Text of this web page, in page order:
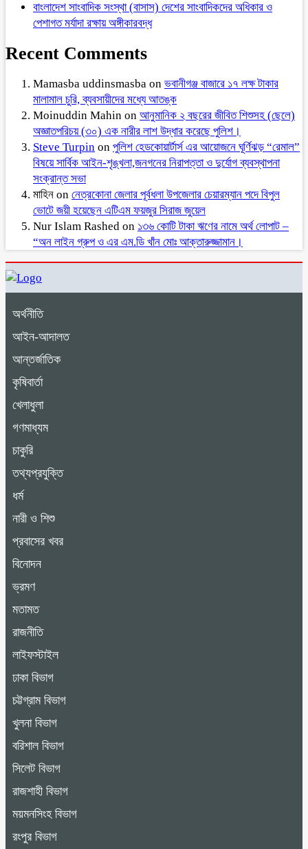
বাংলাদেশ সাংবাদিক সংস্থা (বাসাস) দেশের সাংবাদিকদের অধিকার ও
পেশাগত মর্যাদা রক্ষায় অঙ্গীকারবদ্ধ
Recent Comments
Mamasba uddinsmasba on ভবানীগঞ্জ বাজারে ১৭ লক্ষ টাকার
মালামাল চুরি, ব্যবসায়ীদের মধ্যে আতঙ্ক
Moinuddin Mahin on আনুমানিক ২ বছরের জীবিত শিশুসহ (ছেলে)
অজ্ঞাতপরিচয় (৩০) এক নারীর লাশ উদ্ধার করেছে পুলিশ।
Steve Turpin on পুলিশ হেডকোয়ার্টার্স এর আয়োজনে ঘূর্ণিঝড় “রেমাল”
বিষয়ে সার্বিক আইন-শৃঙ্খলা,জনগনের নিরাপত্তা ও দুর্যোগ ব্যবস্থাপনা
সংক্রান্ত সভা
মাহিন on নেত্রকোনা জেলার পূর্বধলা উপজেলার চেয়ারম্যান পদে বিপুল
ভোটে জয়ী হয়েছেন এটিএম ফয়জুর সিরাজ জুয়েল
Nur Islam Rashed on ১৩৬ কোটি টাকা ঋণের নামে অর্থ লোপাট –
“অন লাইন গ্রুপ ও এর এম.ডি খাঁন মোঃ আক্তারুজ্জামান।
অর্থনীতি
আইন-আদালত
আন্তর্জাতিক
কৃষিবার্তা
খেলাধুলা
গণমাধ্যম
চাকুরি
তথ্যপ্রযুক্তি
ধর্ম
নারী ও শিশু
প্রবাসের খবর
বিনোদন
ভ্রমণ
মতামত
রাজনীতি
লাইফস্টাইল
ঢাকা বিভাগ
চট্টগ্রাম বিভাগ
খুলনা বিভাগ
বরিশাল বিভাগ
সিলেট বিভাগ
রাজশাহী বিভাগ
ময়মনসিংহ বিভাগ
রংপুর বিভাগ